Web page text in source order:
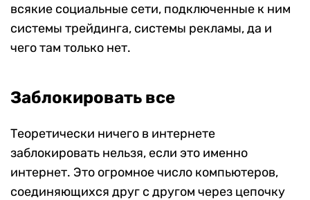
всякие социальные сети, подключенные к ним
системы трейдинга, системы рекламы, да и
чего там только нет.
Заблокировать все
Теоретически ничего в интернете
заблокировать нельзя, если это именно
интернет. Это огромное число компьютеров,
соединяющихся друг с другом через цепочку